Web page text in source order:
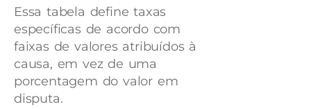
Essa tabela define taxas
específicas de acordo com
faixas de valores atribuídos à
causa, em vez de uma
porcentagem do valor em
disputa.